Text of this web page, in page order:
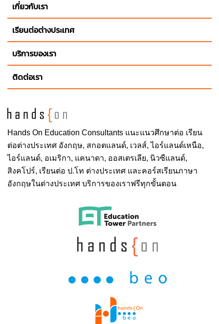
Hands On Education Consultants แนะแนวศึกษาต่อ เรียน
ต่อต่างประเทศ อังกฤษ, สกอตแลนด์, เวลส์, ไอร์แลนด์เหนือ,
ไอร์แลนด์, อเมริกา, แคนาดา, ออสเตรเลีย, นิวซีแลนด์,
สิงคโปร์, เรียนต่อ ป.โท ต่างประเทศ และคอร์สเรียนภาษา
อังกฤษในต่างประเทศ บริการของเราฟรีทุกขั้นตอน
เกี่ยวกับเรา
เรียนต่อต่างประเทศ
บริการของเรา
ติดต่อเรา